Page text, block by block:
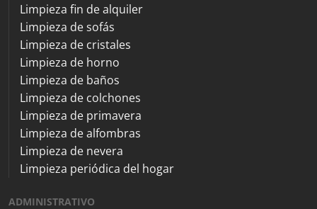
Limpieza fin de alquiler
Limpieza de sofás
Limpieza de cristales
Limpieza de horno
Limpieza de baños
Limpieza de colchones
Limpieza de primavera
Limpieza de alfombras
Limpieza de nevera
Limpieza periódica del hogar
ADMINISTRATIVO